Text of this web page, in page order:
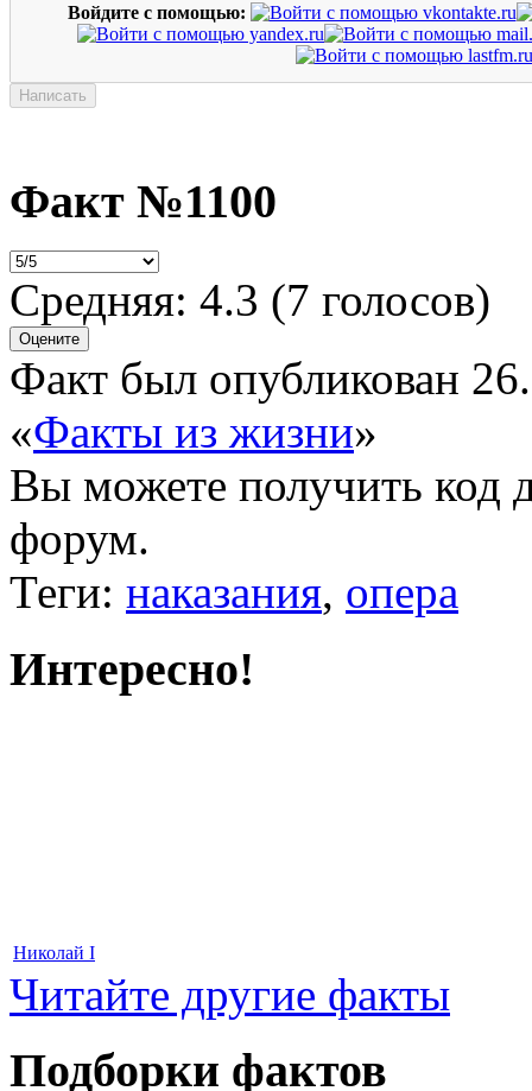
Войдите с помощью:
Факт №1100
Средняя: 4.3 (7 голосов)
Факт был опубликован
«Факты из жизни»
Вы можете получить код
форум.
Теги: наказания, опера
Интересно!
Николай I
Читайте другие факты
Подборки фактов